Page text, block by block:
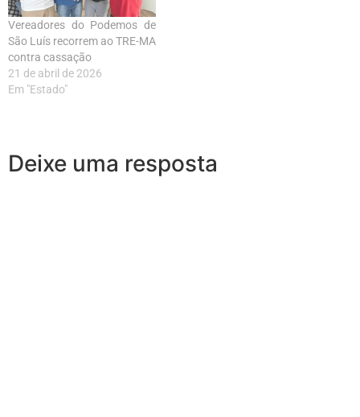
Vereadores do Podemos de
São Luís recorrem ao TRE-MA
contra cassação
21 de abril de 2026
Em "Estado"
Deixe uma resposta